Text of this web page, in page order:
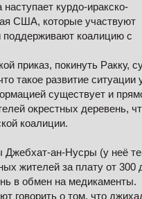
курдо-иракско-
США, которые участвуют
поддерживают коалицию с
приказ, покинуть Ракку,
такое развитие ситуации
существует и
окрестных деревень,
коалиции.
ан-Нусры (у неё
жителей за плату от 300
в обмен на медикаменты.
говорить о том, что